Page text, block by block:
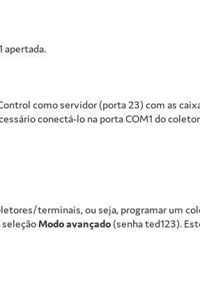
apertada.
como servidor (porta 23) com as
conectá-lo na porta COM1 do
terminais, ou seja, programar um
Modo avançado (senha ted123).